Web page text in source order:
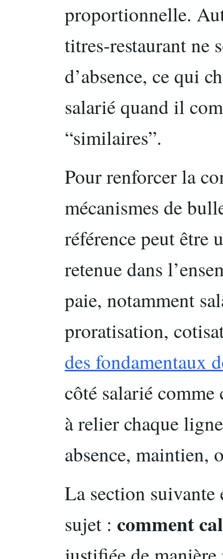
proportionnelle.
titres-restaurant ne
d’absence, ce qui
salarié quand il
“similaires”.
Pour renforcer la
mécanismes de
référence peut être
retenue dans
paie, notamment
proratisation,
des fondamentaux
côté salarié
à relier chaque
absence, maintien,
La section
sujet : comment